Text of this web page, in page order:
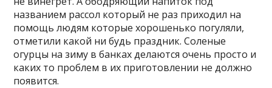
названием рассол который не раз приходил на
помощь людям которые хорошенько погуляли,
отметили какой ни будь праздник. Соленые
огурцы на зиму в банках делаются очень просто и
каких то проблем в их приготовлении не должно
появится.